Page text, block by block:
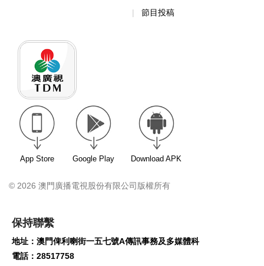
節目投稿
App Store Google Play Download APK
© 2026 澳門廣播電視股份有限公司版權所有
保持聯繫
地址：澳門俾利喇街一五七號A傳訊事務及多媒體科
電話：28517758